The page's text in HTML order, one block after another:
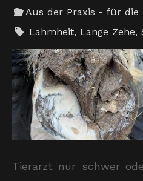
Aus der Praxis - für die
Lahmheit, Lange Zehe,
Tierarzt nur schwer